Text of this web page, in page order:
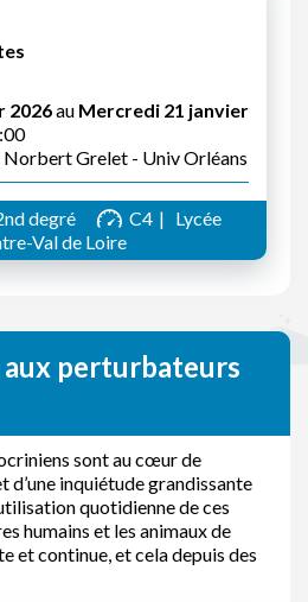
2026au Mercredi 21 janvier
Grelet - Univ Orléans
degré C4
Lycée
Val de Loire
perturbateurs
sont au cœur de
d’une inquiétude grandissante
quotidienne de ces
humains et les animaux de
et continue, et cela depuis des